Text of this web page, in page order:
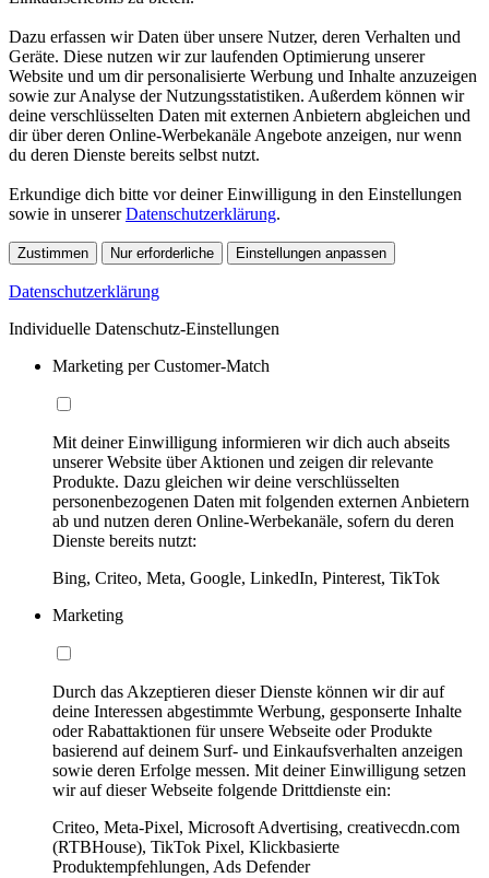
Dazu erfassen wir Daten über unsere Nutzer, deren Verhalten und
Geräte. Diese nutzen wir zur laufenden Optimierung unserer
Website und um dir personalisierte Werbung und Inhalte anzuzeigen
sowie zur Analyse der Nutzungsstatistiken. Außerdem können wir
deine verschlüsselten Daten mit externen Anbietern abgleichen und
dir über deren Online-Werbekanäle Angebote anzeigen, nur wenn
du deren Dienste bereits selbst nutzt.
Erkundige dich bitte vor deiner Einwilligung in den Einstellungen
sowie in unsererDatenschutzerklärung.
Zustimmen Nur erforderliche Einstellungen anpassen
Datenschutzerklärung
Individuelle Datenschutz-Einstellungen
Marketing per Customer-Match
Mit deiner Einwilligung informieren wir dich auch abseits
unserer Website über Aktionen und zeigen dir relevante
Produkte. Dazu gleichen wir deine verschlüsselten
personenbezogenen Daten mit folgenden externen Anbietern
ab und nutzen deren Online-Werbekanäle, sofern du deren
Dienste bereits nutzt:
Bing, Criteo, Meta, Google, LinkedIn, Pinterest, TikTok
Marketing
Durch das Akzeptieren dieser Dienste können wir dir auf
deine Interessen abgestimmte Werbung, gesponserte Inhalte
oder Rabattaktionen für unsere Webseite oder Produkte
basierend auf deinem Surf- und Einkaufsverhalten anzeigen
sowie deren Erfolge messen. Mit deiner Einwilligung setzen
wir auf dieser Webseite folgende Drittdienste ein:
Criteo, Meta-Pixel, Microsoft Advertising, creativecdn.com
(RTBHouse), TikTok Pixel, Klickbasierte
Produktempfehlungen, Ads Defender